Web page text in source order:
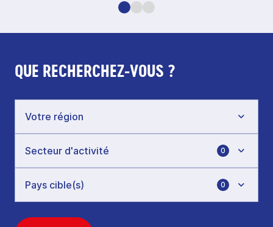
QUE RECHERCHEZ-VOUS ?
0
0